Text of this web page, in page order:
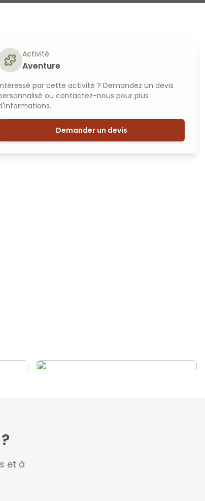
Activité
Aventure
par cette activité ? Demandez un devis
ou contactez-nous pour plus
Demander un devis
et à